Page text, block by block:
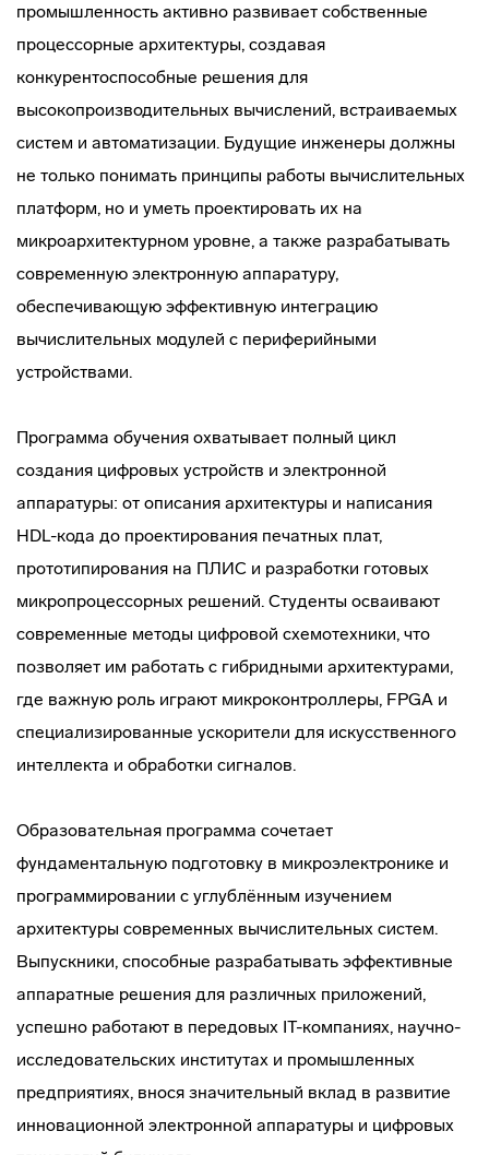
промышленность активно развивает собственные
процессорные архитектуры, создавая
конкурентоспособные решения для
высокопроизводительных вычислений, встраиваемых
систем и автоматизации. Будущие инженеры должны
не только понимать принципы работы вычислительных
платформ, но и уметь проектировать их на
микроархитектурном уровне, а также разрабатывать
современную электронную аппаратуру,
обеспечивающую эффективную интеграцию
вычислительных модулей с периферийными
устройствами.
Программа обучения охватывает полный цикл
создания цифровых устройств и электронной
аппаратуры: от описания архитектуры и написания
HDL-кода до проектирования печатных плат,
прототипирования на ПЛИС и разработки готовых
микропроцессорных решений. Студенты осваивают
современные методы цифровой схемотехники, что
позволяет им работать с гибридными архитектурами,
где важную роль играют микроконтроллеры, FPGA и
специализированные ускорители для искусственного
интеллекта и обработки сигналов.
Образовательная программа сочетает
фундаментальную подготовку в микроэлектронике и
программировании с углублённым изучением
архитектуры современных вычислительных систем.
Выпускники, способные разрабатывать эффективные
аппаратные решения для различных приложений,
успешно работают в передовых IT-компаниях, научно-
исследовательских институтах и промышленных
предприятиях, внося значительный вклад в развитие
инновационной электронной аппаратуры и цифровых